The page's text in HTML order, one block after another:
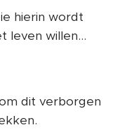
hierin wordt
leven willen...
dit verborgen